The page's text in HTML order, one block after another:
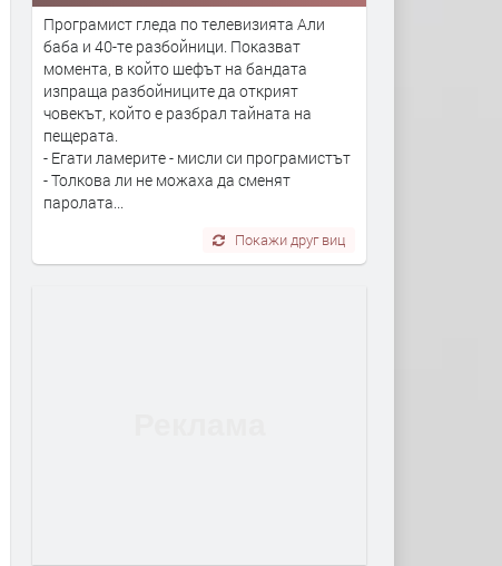
Програмист гледа по телевизията Али
баба и 40-те разбойници. Показват
момента, в който шефът на бандата
изпраща разбойниците да открият
човекът, който е разбрал тайната на
пещерата.
- Егати ламерите - мисли си програмистът
- Толкова ли не можаха да сменят
паролата...
Покажи друг виц